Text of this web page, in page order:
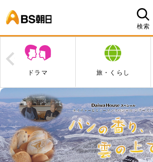
検索
旅・くらし 映画・アニメ
Prev